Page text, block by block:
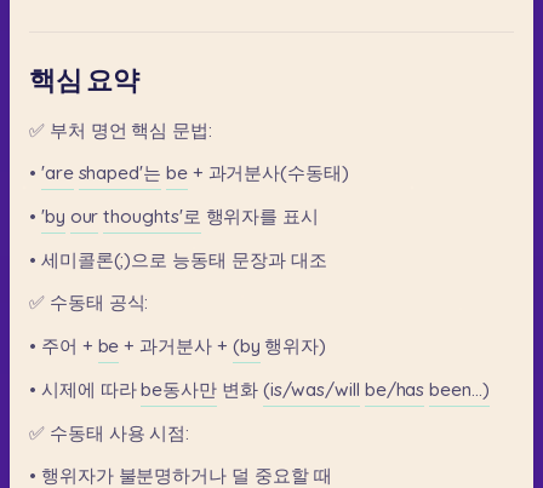
핵심 요약
✅ 부처 명언 핵심 문법:
• 'are shaped'는 be + 과거분사(수동태)
• 'by our thoughts'로 행위자를 표시
• 세미콜론(;)으로 능동태 문장과 대조
✅ 수동태 공식:
• 주어 + be + 과거분사 + (by 행위자)
• 시제에 따라 be동사만 변화 (is/was/will be/has been...)
✅ 수동태 사용 시점:
• 행위자가 불분명하거나 덜 중요할 때